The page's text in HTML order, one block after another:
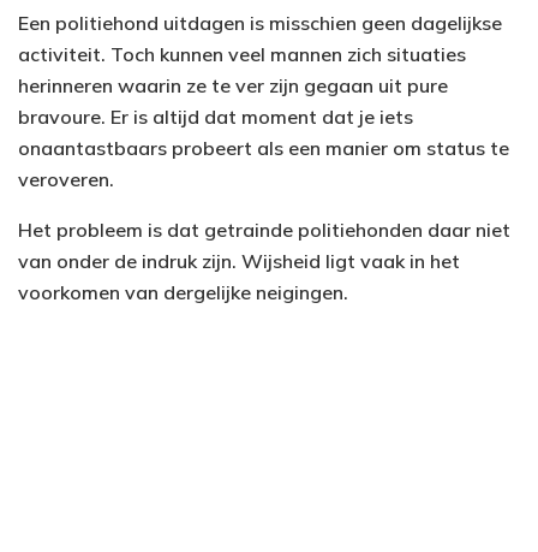
Een politiehond uitdagen is misschien geen dagelijkse
activiteit. Toch kunnen veel mannen zich situaties
herinneren waarin ze te ver zijn gegaan uit pure
bravoure. Er is altijd dat moment dat je iets
onaantastbaars probeert als een manier om status te
veroveren.
Het probleem is dat getrainde politiehonden daar niet
van onder de indruk zijn. Wijsheid ligt vaak in het
voorkomen van dergelijke neigingen.